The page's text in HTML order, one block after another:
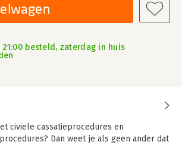
21:00 besteld, zaterdag in huis
civiele cassatieprocedures en
Dan weet je als geen ander dat